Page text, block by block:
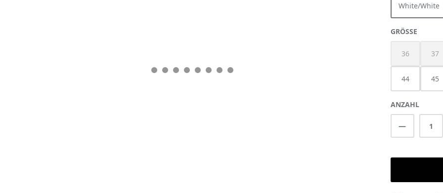
White/White
GRÖSSE
36
(Diese
37
44 45
ANZAHL